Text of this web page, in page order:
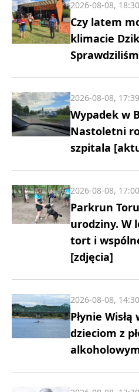
Czy latem
klimacie
2026-08-08, 18:30
Wypadek w
Nastoletni
szpitala
2026-08-08, 17:39
Parkrun
urodziny. W
tort i
[zdjęcia]
2026-08-08, 17:00
Płynie
dzieciom z
2026-08-08, 14:30